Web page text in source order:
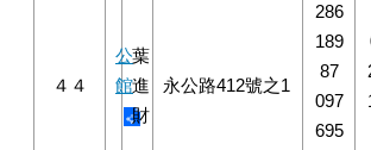
４４
公
館
葉
進
財
永公路412號之1
286
189
87
097
695